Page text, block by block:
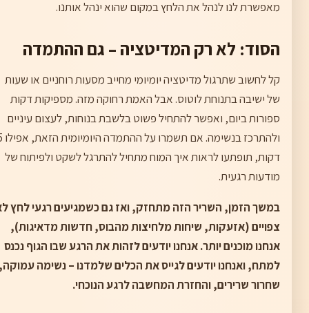
מאפשרת לנו לנהל את הלחץ במקום שהוא ינהל אותנו.
הסוד: לא רק המדיטציה – גם ההתמדה
קל לחשוב שתרגול מדיטציה יומיומי מחייב מסעות רוחניים או שעות
של ישיבה בתנוחת לוטוס. אבל האמת רחוקה מזה. מספיקות דקות
ספורות ביום, ואפשר להתחיל פשוט בלשבת בנוחות, לעצום עיניים
ולהתרכז
דקות, תופתעו לראות איך המוח מתחיל להתרגל לשקט ולפיתוח של
מודעות רגעית.
במשך הזמן, השריר הזה מתחזק, ואז גם כשמגיעים רגעי לחץ
צפויים (אזעקות, שיחות מלחיצות מהבוס, חדשות מדאיגות),
אנחנו מוכנים יותר. אנחנו יודעים לזהות את הרגע שבו הגוף נכנס
למתח, ואנחנו יודעים לגייס את הכלים שלמדנו – נשימה
שחרור שרירים, והחזרת המחשבה לרגע הנוכחי.